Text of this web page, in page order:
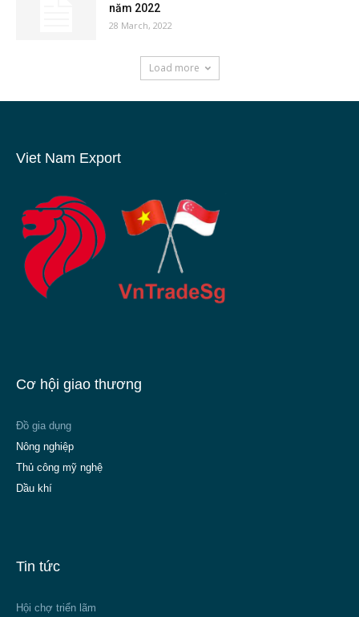
năm 2022
28 March, 2022
Load more
Viet Nam Export
Cơ hội giao thương
Đồ gia dụng
Nông nghiệp
Thủ công mỹ nghệ
Dầu khí
Tin tức
Hội chợ triển lãm